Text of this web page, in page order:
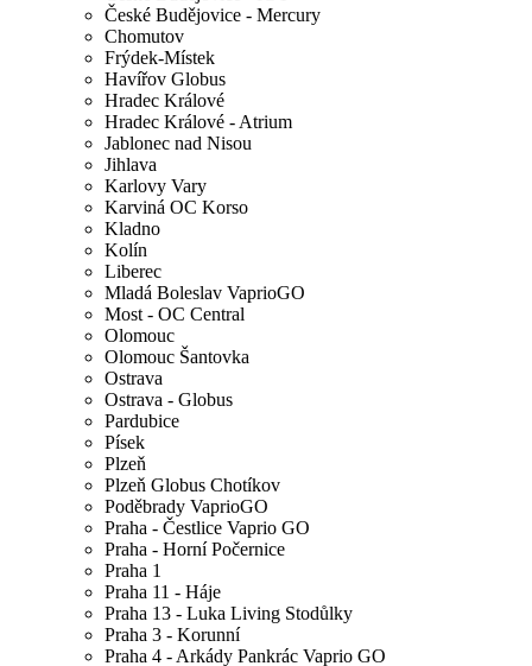
České Budějovice - Mercury
Chomutov
Frýdek-Místek
Havířov Globus
Hradec Králové
Hradec Králové - Atrium
Jablonec nad Nisou
Jihlava
Karlovy Vary
Karviná OC Korso
Kladno
Kolín
Liberec
Mladá Boleslav VaprioGO
Most - OC Central
Olomouc
Olomouc Šantovka
Ostrava
Ostrava - Globus
Pardubice
Písek
Plzeň
Plzeň Globus Chotíkov
Poděbrady VaprioGO
Praha - Čestlice Vaprio GO
Praha - Horní Počernice
Praha 1
Praha 11 - Háje
Praha 13 - Luka Living Stodůlky
Praha 3 - Korunní
Praha 4 - Arkády Pankrác Vaprio GO